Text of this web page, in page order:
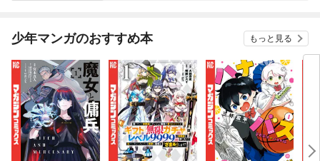
少年マンガのおすすめ本 もっと見る